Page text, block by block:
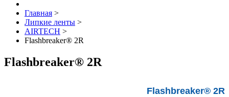
Главная >
Липкие ленты >
AIRTECH >
Flashbreaker® 2R
Flashbreaker® 2R
Flashbreaker® 2R